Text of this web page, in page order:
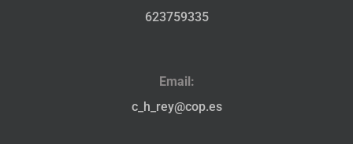
623759335
Email:
c_h_rey@cop.es